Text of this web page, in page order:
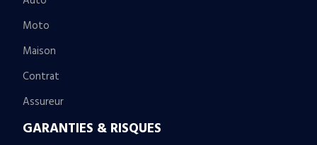
Moto
Maison
Contrat
Assureur
GARANTIES & RISQUES